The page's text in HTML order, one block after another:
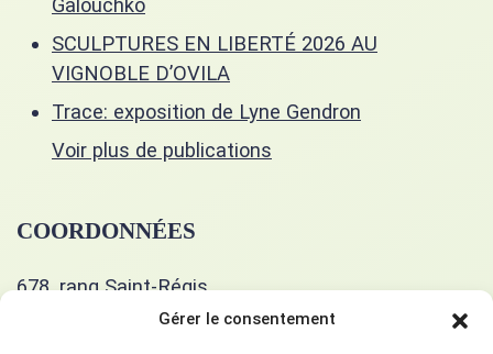
Gérer le consentement
SCULPTURES EN LIBERTÉ 2026 AU
VIGNOBLE D’OVILA
Trace: exposition de Lyne Gendron
Voir plus de publications
COORDONNÉES
678, rang Saint-Régis
Saint-Isidore, J0L 2A0